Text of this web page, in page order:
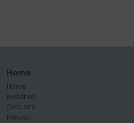
Home
Home
Webshop
Over ons
Nieuws